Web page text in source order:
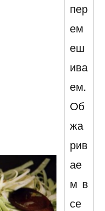
пер
ем
еш
ива
ем.
Об
жа
рив
ае
м в
се